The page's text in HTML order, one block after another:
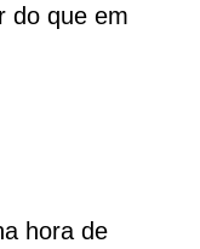
do que em
hora de